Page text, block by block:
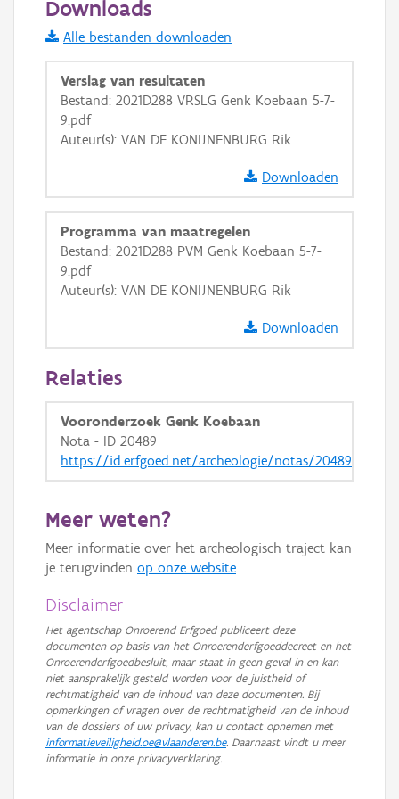
Informatie Vlaanderen
i
+
Basis Lagen
OSM-Basiskaart
GRB-Basiskaart
GRB-Basiskaart in grijswaarden
Downloads
Alle bestanden downloaden
Verslag van resultaten
Bestand: 2021D288 VRSLG Genk Koebaan 5-7-
9.pdf
Auteur(s): VAN DE KONIJNENBURG Rik
Downloaden
Programma van maatregelen
Bestand: 2021D288 PVM Genk Koebaan 5-7-
9.pdf
Auteur(s): VAN DE KONIJNENBURG Rik
Downloaden
Relaties
Vooronderzoek Genk Koebaan
Nota - ID 20489
https://id.erfgoed.net/archeologie/notas/20489
Meer weten?
Meer informatie over het archeologisch traject kan
je terugvinden op onze website.
Disclaimer
Het agentschap Onroerend Erfgoed publiceert deze
documenten op basis van het Onroerenderfgoeddecreet en het
Onroerenderfgoedbesluit, maar staat in geen geval in en kan
niet aansprakelijk gesteld worden voor de juistheid of
rechtmatigheid van de inhoud van deze documenten. Bij
opmerkingen of vragen over de rechtmatigheid van de inhoud
van de dossiers of uw privacy, kan u contact opnemen met
informatieveiligheid.oe@vlaanderen.be. Daarnaast vindt u meer
informatie in onze privacyverklaring.